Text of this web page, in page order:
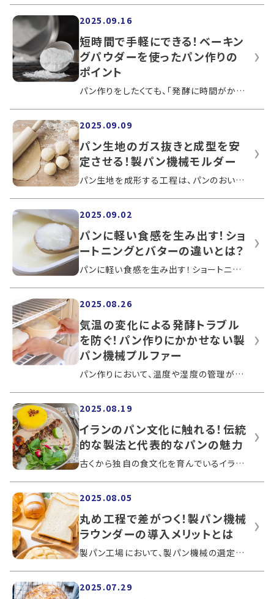
2025.09.16
短時間で手軽にできる！ベーキン
グパウダーを使ったパン作りの
ポイント
パン作りをしたくても、「発酵に時間がかかるのでは」「手間がかかって難しそう」と思う人も多いかもしれません。ベーキングパウダーをパン...
2025.09.09
パン生地のガス抜きと成型を安
定させる！製パン機械モルダー
パン生地を成形する工程は、パンのおいしさや見た目に関わる重要な作業です。モルダーは、パン生地の成形で仕上がりを安定させるために、多...
2025.09.02
パンに軽い食感を生み出す！ショ
ートニングとバターの違いとは？
パンに軽い食感を生み出す！ショートニングとバターの違いとは？ショートニングは、パンの軽やかな食感を生む食用油脂として、広く活用され...
2025.08.26
気温の変化による発酵トラブル
を防ぐ！パン作りにかかせない製
パン機械プルファー
パン作りにおいて、温度や湿度の管理がとても大切です。発酵に適した環境を安定して整えることで、パンの品質は大きく向上します。この記事...
2025.08.19
イランのパン文化に触れる！伝統
的な製法と代表的なパンの魅力
古くから独自の食文化を育んでいるイランにおいて、パンは食卓に欠かせない主食です。地域によって製法や食べ方が異なり、それぞれ独特な魅...
2025.08.05
丸め工程で差がつく！製パン機械
ラウンダーの導入メリットとは
製パン工場において、製パン機械の選定は重要です。とくに、パン生地を均一に丸めるラウンダーは、作業効率と品質安定性に大きな影響を与え...
2025.07.29